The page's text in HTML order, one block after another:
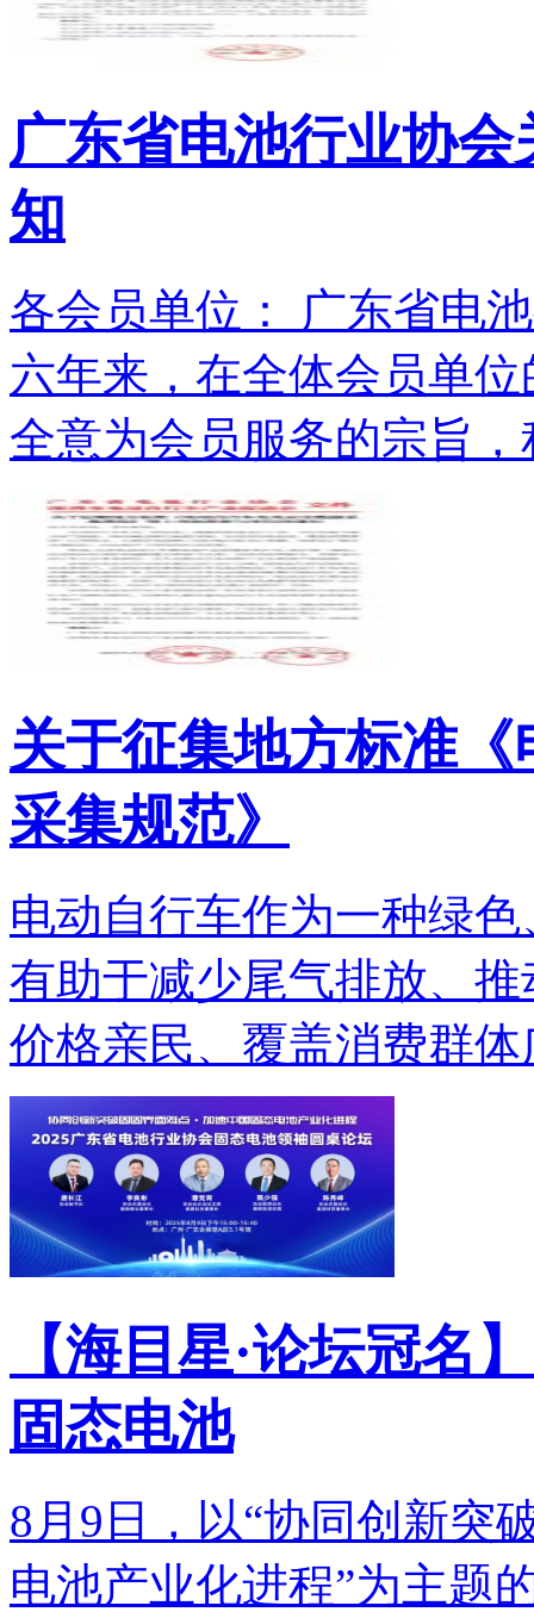
广东省电池行业协
知
各会员单位： 广东省电
六年来，在全体会员单
全意为会员服务的宗旨，
关于征集地方标准
采集规范》
电动自行车作为一种绿
有助于减少尾气排放、
价格亲民、覆盖消费群体
【海目星·论坛冠名
固态电池
8月9日，以“协同创新突
电池产业化进程”为主题